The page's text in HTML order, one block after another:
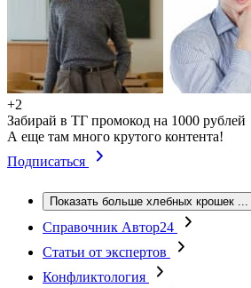
+2
Забирай в ТГ промокод на 1000 рублей
А еще там много крутого контента!
Подписаться
Показать больше хлебных крошек ...
Справочник Автор24
Статьи от экспертов
Конфликтология